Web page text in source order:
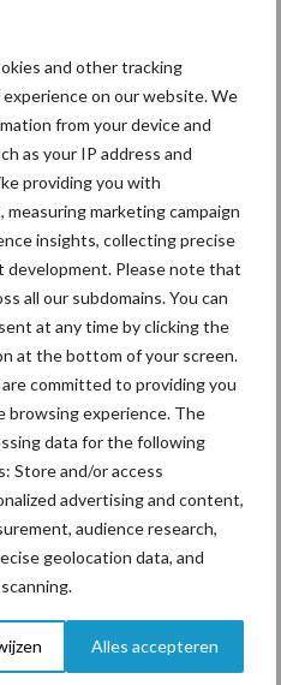
and other tracking
on our website. We
from your device and
as your IP address and
providing you with
marketing campaign
insights, collecting precise
development. Please note that
all our subdomains. You can
at any time by clicking the
at the bottom of your screen.
committed to providing you
browsing experience. The
data for the following
Store and/or access
advertising and content,
audience research,
geolocation data, and
Alles accepteren
blijft
en
houden handel
een vaak
risicofactor
ziet volume en
groeien in
Nederlandse
Fokkerij